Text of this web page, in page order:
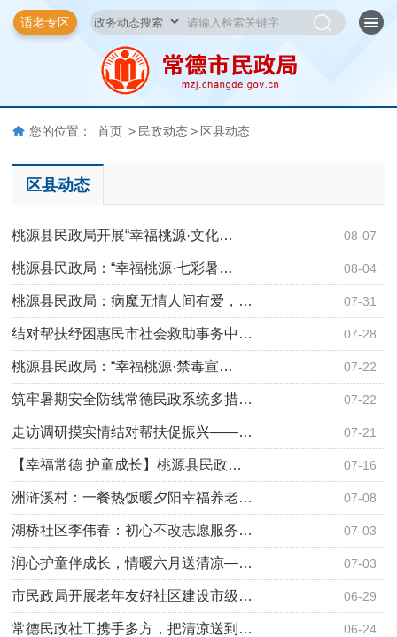
适老专区
您的位置： 首页 > 民政动态 > 区县动态
区县动态
08-07
桃源县民政局开展“幸福桃源·文化…
08-04
桃源县民政局：“幸福桃源·七彩暑…
07-31
桃源县民政局：病魔无情人间有爱，…
07-28
结对帮扶纾困惠民市社会救助事务中…
07-22
桃源县民政局：“幸福桃源·禁毒宣…
07-22
筑牢暑期安全防线常德民政系统多措…
07-21
走访调研摸实情结对帮扶促振兴——…
07-16
【幸福常德 护童成长】桃源县民政…
07-08
洲浒溪村：一餐热饭暖夕阳幸福养老…
07-03
湖桥社区李伟春：初心不改志愿服务…
07-03
润心护童伴成长，情暖六月送清凉—…
06-29
市民政局开展老年友好社区建设市级…
06-24
常德民政社工携手多方，把清凉送到…